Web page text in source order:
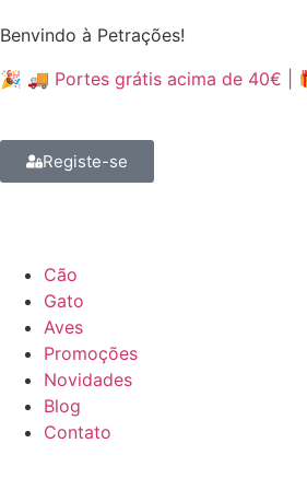
Benvindo à Petrações!
🎉 🚚 Portes grátis acima de 40€ |
Registe-se
Cão
Gato
Aves
Promoções
Novidades
Blog
Contato